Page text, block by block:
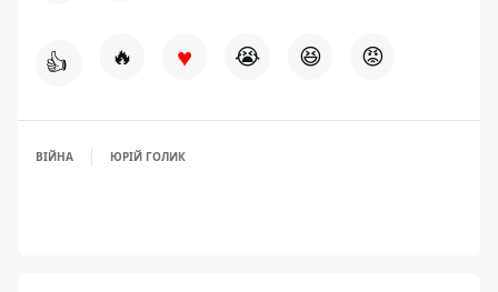
👍 🔥 ♥ 😭 😆 😡
ВІЙНА ЮРІЙ ГОЛИК